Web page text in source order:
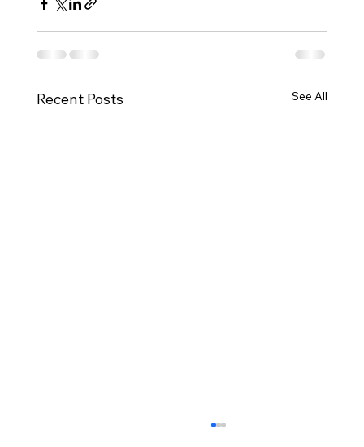
Recent Posts See All